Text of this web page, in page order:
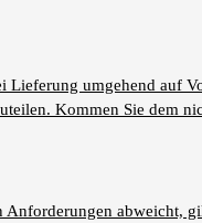
Lieferung umgehend auf
Kommen Sie dem
abweicht,